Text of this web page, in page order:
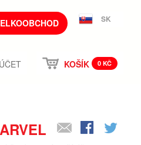
SK
ÚČET KOŠÍK 0 KČ